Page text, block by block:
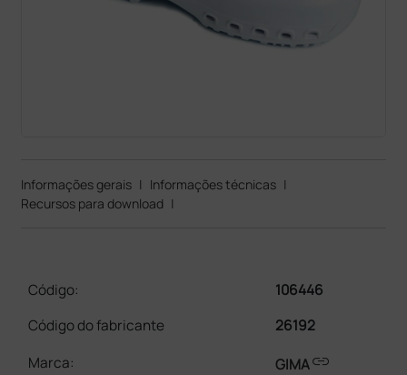
Informações gerais | Informações técnicas |
Recursos para download |
Código:
106446
Código do fabricante
26192
Marca:
GIMAlink